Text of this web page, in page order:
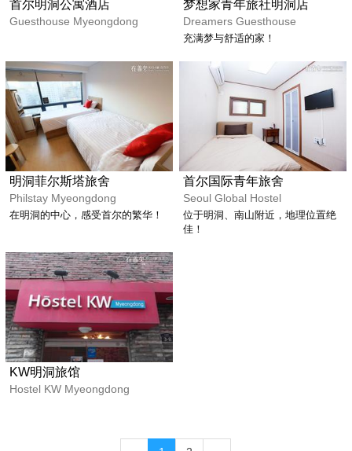
首尔明洞公寓酒店
Guesthouse Myeongdong
梦想家青年旅社明洞店
Dreamers Guesthouse
充满梦与舒适的家！
明洞菲尔斯塔旅舍
Philstay Myeongdong
在明洞的中心，感受首尔的繁华！
首尔国际青年旅舍
Seoul Global Hostel
位于明洞、南山附近，地理位置绝
佳！
KW明洞旅馆
Hostel KW Myeongdong